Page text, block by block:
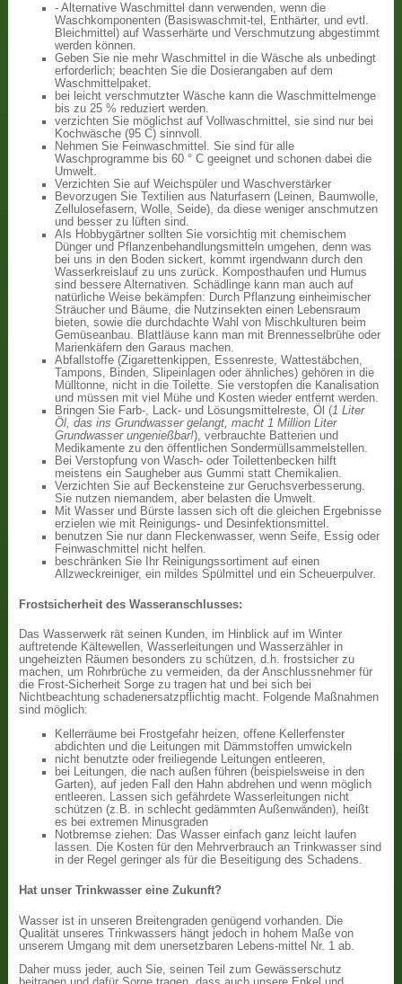
- Alternative Waschmittel dann verwenden, wenn die
Waschkomponenten (Basiswaschmit-tel, Enthärter, und evtl.
Bleichmittel) auf Wasserhärte und Verschmutzung abgestimmt
werden können.
Geben Sie nie mehr Waschmittel in die Wäsche als unbedingt
erforderlich; beachten Sie die Dosierangaben auf dem
Waschmittelpaket.
bei leicht verschmutzter Wäsche kann die Waschmittelmenge
bis zu 25 % reduziert werden.
verzichten Sie möglichst auf Vollwaschmittel, sie sind nur bei
Kochwäsche (95 C) sinnvoll.
Nehmen Sie Feinwaschmittel. Sie sind für alle
Waschprogramme bis 60 ° C geeignet und schonen dabei die
Umwelt.
Verzichten Sie auf Weichspüler und Waschverstärker
Bevorzugen Sie Textilien aus Naturfasern (Leinen, Baumwolle,
Zellulosefasern, Wolle, Seide), da diese weniger anschmutzen
und besser zu lüften sind.
Als Hobbygärtner sollten Sie vorsichtig mit chemischem
Dünger und Pflanzenbehandlungsmitteln umgehen, denn was
bei uns in den Boden sickert, kommt irgendwann durch den
Wasserkreislauf zu uns zurück. Komposthaufen und Humus
sind bessere Alternativen. Schädlinge kann man auch auf
natürliche Weise bekämpfen: Durch Pflanzung einheimischer
Sträucher und Bäume, die Nutzinsekten einen Lebensraum
bieten, sowie die durchdachte Wahl von Mischkulturen beim
Gemüseanbau. Blattläuse kann man mit Brennesselbrühe oder
Marienkäfern den Garaus machen.
Abfallstoffe (Zigarettenkippen, Essenreste, Wattestäbchen,
Tampons, Binden, Slipeinlagen oder ähnliches) gehören in die
Mülltonne, nicht in die Toilette. Sie verstopfen die Kanalisation
und müssen mit viel Mühe und Kosten wieder entfernt werden.
Bringen Sie Farb-, Lack- und Lösungsmittelreste, Öl (1 Liter
Öl, das ins Grundwasser gelangt, macht 1 Million Liter
Grundwasser ungenießbar!), verbrauchte Batterien und
Medikamente zu den öffentlichen Sondermüllsammelstellen.
Bei Verstopfung von Wasch- oder Toilettenbecken hilft
meistens ein Saugheber aus Gummi statt Chemikalien.
Verzichten Sie auf Beckensteine zur Geruchsverbesserung.
Sie nutzen niemandem, aber belasten die Umwelt.
Mit Wasser und Bürste lassen sich oft die gleichen Ergebnisse
erzielen wie mit Reinigungs- und Desinfektionsmittel.
benutzen Sie nur dann Fleckenwasser, wenn Seife, Essig oder
Feinwaschmittel nicht helfen.
beschränken Sie Ihr Reinigungssortiment auf einen
Allzweckreiniger, ein mildes Spülmittel und ein Scheuerpulver.
Frostsicherheit des Wasseranschlusses:
Das Wasserwerk rät seinen Kunden, im Hinblick auf im Winter
auftretende Kältewellen, Wasserleitungen und Wasserzähler in
ungeheizten Räumen besonders zu schützen, d.h. frostsicher zu
machen, um Rohrbrüche zu vermeiden, da der Anschlussnehmer für
die Frost-Sicherheit Sorge zu tragen hat und bei sich bei
Nichtbeachtung schadenersatzpflichtig macht. Folgende Maßnahmen
sind möglich:
Kellerräume bei Frostgefahr heizen, offene Kellerfenster
abdichten und die Leitungen mit Dämmstoffen umwickeln
nicht benutzte oder freiliegende Leitungen entleeren,
bei Leitungen, die nach außen führen (beispielsweise in den
Garten), auf jeden Fall den Hahn abdrehen und wenn möglich
entleeren. Lassen sich gefährdete Wasserleitungen nicht
schützen (z.B. in schlecht gedämmten Außenwänden), heißt
es bei extremen Minusgraden
Notbremse ziehen: Das Wasser einfach ganz leicht laufen
lassen. Die Kosten für den Mehrverbrauch an Trinkwasser sind
in der Regel geringer als für die Beseitigung des Schadens.
Hat unser Trinkwasser eine Zukunft?
Wasser ist in unseren Breitengraden genügend vorhanden. Die
Qualität unseres Trinkwassers hängt jedoch in hohem Maße von
unserem Umgang mit dem unersetzbaren Lebens-mittel Nr. 1 ab.
Daher muss jeder, auch Sie, seinen Teil zum Gewässerschutz